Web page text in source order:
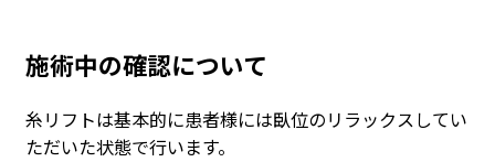
施術中の確認について
糸リフトは基本的に患者様には臥位のリラックスしてい
ただいた状態で行います。